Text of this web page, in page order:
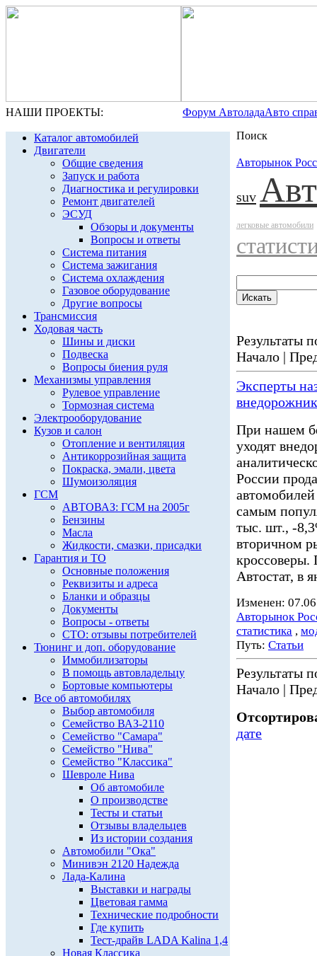
НАШИ ПРОЕКТЫ: Форум АвтоладаАвто
Каталог автомобилей
Двигатели
Общие сведения
Запуск и работа
Диагностика и регулировки
Ремонт двигателей
ЭСУД
Обзоры и документы
Вопросы и ответы
Система питания
Система зажигания
Система охлаждения
Газовое оборудование
Другие вопросы
Трансмиссия
Ходовая часть
Шины и диски
Подвеска
Вопросы биения руля
Механизмы управления
Рулевое управление
Тормозная система
Электрооборудование
Кузов и салон
Отопление и вентиляция
Антикоррозийная защита
Покраска, эмали, цвета
Шумоизоляция
ГСМ
АВТОВАЗ: ГСМ на 2005г
Бензины
Масла
Жидкости, смазки, присадки
Гарантия и ТО
Основные положения
Реквизиты и адреса
Бланки и образцы
Документы
Вопросы - ответы
СТО: отзывы потребителей
Тюнинг и доп. оборудование
Иммобилизаторы
В помощь автовладельцу
Бортовые компьютеры
Все об автомобилях
Выбор автомобиля
Семейство ВАЗ-2110
Семейство "Самара"
Семейство "Нива"
Семейство "Классика"
Шевроле Нива
Об автомобиле
О производстве
Тесты и статьи
Отзывы владельцев
Из истории создания
Автомобили "Ока"
Минивэн 2120 Надежда
Лада-Калина
Выставки и награды
Цветовая гамма
Технические подробности
Где купить
Тест-драйв LADA Kalina 1,4
Новая Классика
Поиск
Авторынок
suv
легковые автомобили
Результаты
Начало |
Эксперты
При нашем
уходят
России
самым
тыс. шт., -
вторичном
кроссоверы.
Автостат, в
Изменен:
Авторынок
статистика ,
Путь: Статьи
Результаты
Начало |
дате